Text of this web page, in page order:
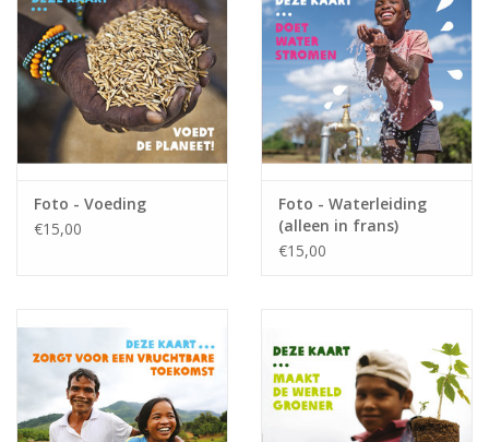
Foto - Voeding
€15,00
Foto - Waterleiding
(alleen in frans)
€15,00